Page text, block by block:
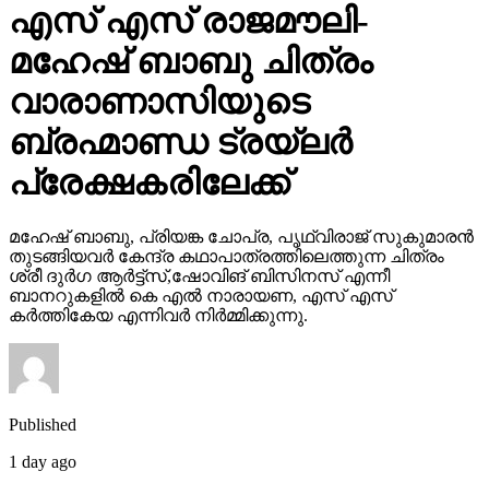
എസ് എസ് രാജമൗലി-
മഹേഷ് ബാബു ചിത്രം
വാരാണാസിയുടെ
ബ്രഹ്മാണ്ഡ ട്രയ്ലർ
പ്രേക്ഷകരിലേക്ക്
മഹേഷ് ബാബു, പ്രിയങ്ക ചോപ്ര, പൃഥ്വിരാജ് സുകുമാരൻ
തുടങ്ങിയവർ കേന്ദ്ര കഥാപാത്രത്തിലെത്തുന്ന ചിത്രം
ശ്രീ ദുർഗ ആർട്ട്സ്,ഷോവിങ് ബിസിനസ് എന്നീ
ബാനറുകളിൽ കെ എൽ നാരായണ, എസ് എസ്
കർത്തികേയ എന്നിവർ നിർമ്മിക്കുന്നു.
Published
1 day ago